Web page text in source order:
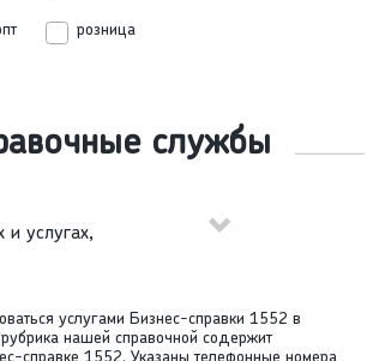
розница
службы
и услугах,
услугами Бизнес-справки 1552 в
нашей справочной содержит